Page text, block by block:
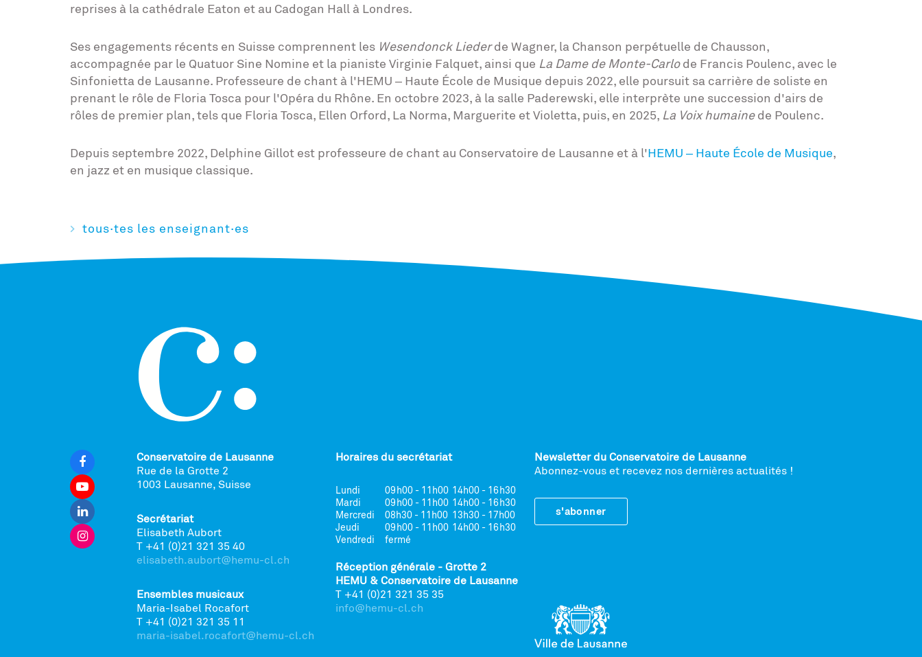
reprises à la cathédrale Eaton et au Cadogan Hall à Londres.
Ses engagements récents en Suisse comprennent les Wesendonck Liederde Wagner, la Chanson perpétuelle de Chausson,
accompagnée par le Quatuor Sine Nomine et la pianiste Virginie Falquet, ainsi que La Dame de Monte-Carlode Francis Poulenc, avec le
Sinfonietta de Lausanne. Professeure de chant à l'HEMU – Haute École de Musique depuis 2022, elle poursuit sa carrière de soliste en
prenant le rôle de Floria Tosca pour l'Opéra du Rhône. En octobre 2023, à la salle Paderewski, elle interprète une succession d'airs de
rôles de premier plan, tels que Floria Tosca, Ellen Orford, La Norma, Marguerite et Violetta, puis, en 2025, La Voix humainede Poulenc.
Depuis septembre 2022, Delphine Gillot est professeure de chant au Conservatoire de Lausanne et à l'HEMU – Haute École de Musique,
en jazz et en musique classique.
tous·tes les enseignant·es
Conservatoire de Lausanne
Rue de la Grotte 2
1003 Lausanne, Suisse
Secrétariat
Elisabeth Aubort
T +41 (0)21 321 35 40
elisabeth.aubort@hemu-cl.ch
Ensembles musicaux
Maria-Isabel Rocafort
T +41 (0)21 321 35 11
maria-isabel.rocafort@hemu-cl.ch
Horaires du secrétariat
Lundi 09h00 - 11h00 14h00 - 16h30
Mardi
09h00 - 11h00 14h00 - 16h30
Mercredi
08h30 - 11h00 13h30 - 17h00
Jeudi
09h00 - 11h00 14h00 - 16h30
Vendredi
fermé
Réception générale - Grotte 2
HEMU & Conservatoire de Lausanne
T +41 (0)21 321 35 35
info@hemu-cl.ch
Newsletter du Conservatoire de Lausanne
Abonnez-vous et recevez nos dernières actualités !
s'abonner